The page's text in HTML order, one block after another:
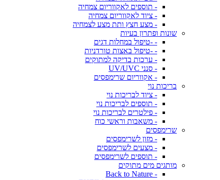
- תוספים לאקווריום צמחיה
- ציוד לאקווריום צמחיה
- מצע חצץ ותת מצע לצמחיה
שונות ופתרון בעיות
- -טיפול במחלות דגים
- -טיפול באצות טורדניות
- ערכות בדיקה למתוקים
- סנני UV/UVC
- אקווריום שרימפסים
בריכות נוי
- ציוד לבריכות נוי
- תוספים לבריכות נוי
- פילטרים לבריכות נוי
- משאבות וראשי כוח
שרימפסים
- מזון לשרימפסים
- מצעים לשרימפסים
- תוספים לשרימפסים
מותגים מים מתוקים
- Back to Nature